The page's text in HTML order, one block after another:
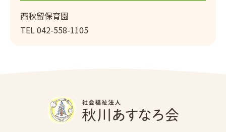
西秋留保育園
TEL 042-558-1105